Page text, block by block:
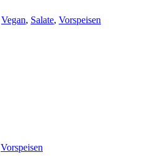
Vegan, Salate, Vorspeisen
Vorspeisen